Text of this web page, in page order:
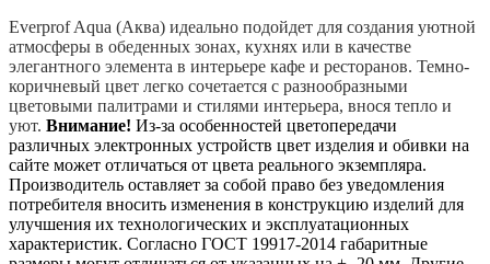
Everprof Aqua (Аква) идеально подойдет для создания уютной
атмосферы в обеденных зонах, кухнях или в качестве
элегантного элемента в интерьере кафе и ресторанов. Темно-
коричневый цвет легко сочетается с разнообразными
цветовыми палитрами и стилями интерьера, внося тепло и
уют. Внимание! Из-за особенностей цветопередачи
различных электронных устройств цвет изделия и обивки на
сайте может отличаться от цвета реального экземпляра.
Производитель оставляет за собой право без уведомления
потребителя вносить изменения в конструкцию изделий для
улучшения их технологических и эксплуатационных
характеристик. Согласно ГОСТ 19917-2014 габаритные